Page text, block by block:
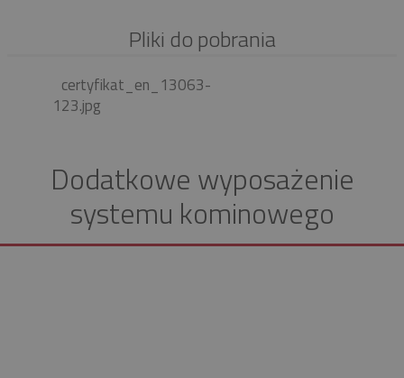
Pliki do pobrania
certyfikat_en_13063-
123.jpg
Dodatkowe wyposażenie
systemu kominowego